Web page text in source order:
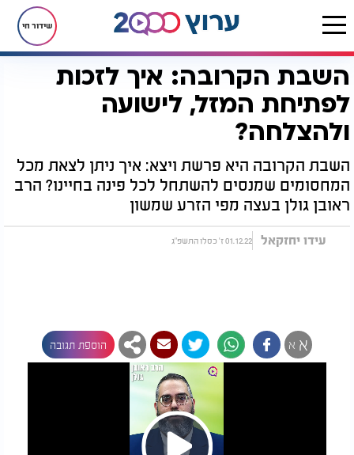
שידור חי
דף הבית יהדות לקראת שבת סגולות לשבת השבת הקרובה: איך לזכות לפתיחת המזל, לישועה ולהצלחה?
השבת הקרובה: איך לזכות
לפתיחת המזל, לישועה
ולהצלחה?
השבת הקרובה היא פרשת ויצא: איך ניתן לצאת מכל
המחסומים שמנסים להשתחל לכל פינה בחיינו? הרב
ראובן גולן בעצה מפי הזרע שמשון
עידו יחזקאל 01.12.22 ז' כסלו התשפ"ג
א א הוספת תגובה